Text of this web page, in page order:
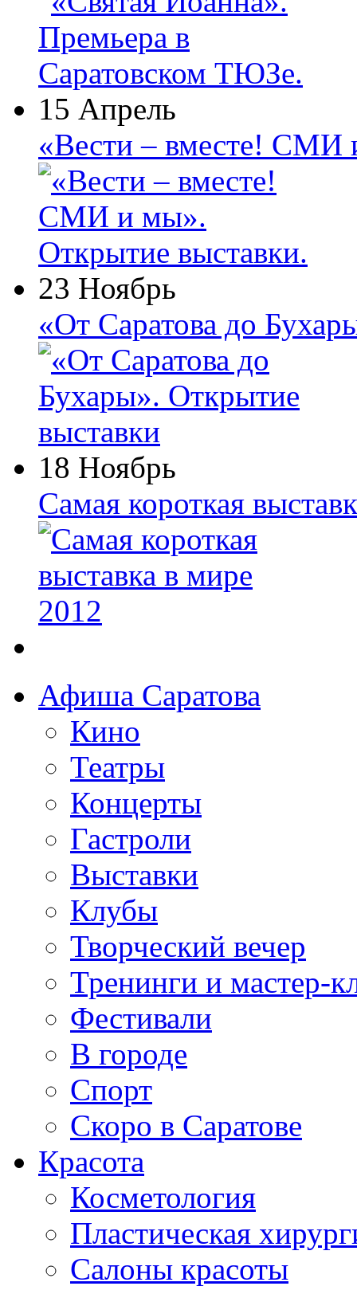
15 Апрель
«Вести – вместе! СМИ
23 Ноябрь
«От Саратова до
18 Ноябрь
Самая короткая
Афиша Саратова
Кино
Театры
Концерты
Гастроли
Выставки
Клубы
Творческий вечер
Тренинги и мастер-
Фестивали
В городе
Спорт
Скоро в Саратове
Красота
Косметология
Пластическая
Салоны красоты